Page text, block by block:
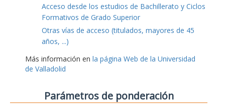
Acceso desde los estudios de Bachillerato y Ciclos
Formativos de Grado Superior
Otras vías de acceso (titulados, mayores de 45
años, ...)
Más información en la página Web de la Universidad
de Valladolid
Parámetros de ponderación